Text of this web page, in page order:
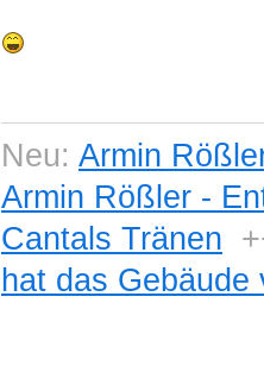
Neu: Armin
Armin Rößler -
Cantals Tränen
hat das Gebäude